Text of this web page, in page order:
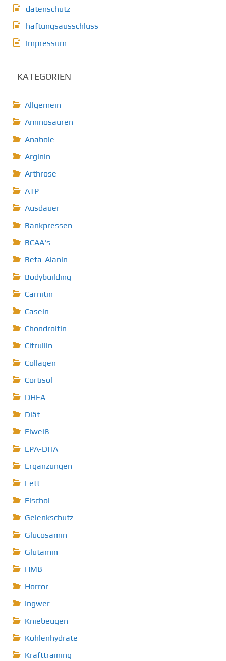
datenschutz
haftungsausschluss
Impressum
KATEGORIEN
Allgemein
Aminosäuren
Anabole
Arginin
Arthrose
ATP
Ausdauer
Bankpressen
BCAA's
Beta-Alanin
Bodybuilding
Carnitin
Casein
Chondroitin
Citrullin
Collagen
Cortisol
DHEA
Diät
Eiweiß
EPA-DHA
Ergänzungen
Fett
Fischol
Gelenkschutz
Glucosamin
Glutamin
HMB
Horror
Ingwer
Kniebeugen
Kohlenhydrate
Krafttraining